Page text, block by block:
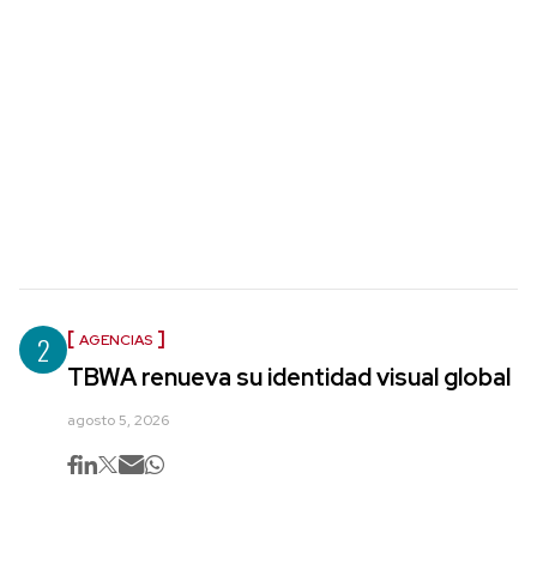
2 AGENCIAS
TBWA renueva su identidad visual global
agosto 5, 2026